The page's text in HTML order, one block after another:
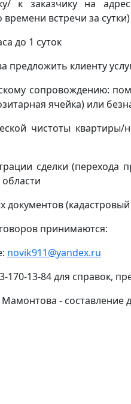
к заказчику на
времени встречи за сутки)
до 1 суток
предложить клиенту
сопровождению:
ячейка) или
чистоты квартиры/
сделки
документов
принимаются:
novik911@yandex.ru
170-13-84 для справок,
- составление